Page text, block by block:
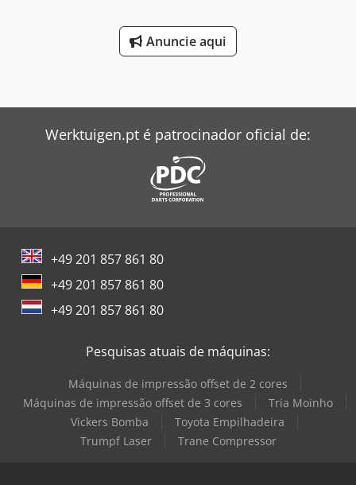
Anuncie aqui
Werktuigen.pt é patrocinador oficial de:
+49 201 857 861 80
+49 201 857 861 80
+49 201 857 861 80
Pesquisas atuais de máquinas:
Máquinas de impressão offset de 2 cores
Máquinas de impressão offset de 3 cores
Tria Moinho
Vickers Bomba
Toyota Empilhadeira
Trumpf Laser
Trane Compressor